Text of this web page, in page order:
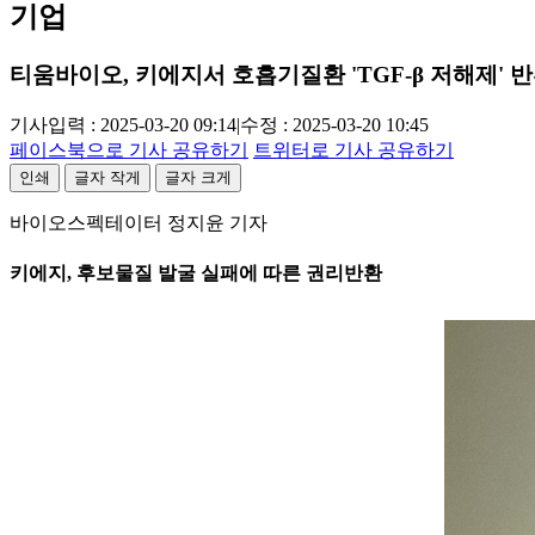
기업
티움바이오, 키에지서 호흡기질환 'TGF-β 저해제'
기사입력 : 2025-03-20 09:14|수정 : 2025-03-20 10:45
페이스북으로 기사 공유하기
트위터로 기사 공유하기
인쇄 글자 작게 글자 크게
바이오스펙테이터 정지윤 기자
키에지, 후보물질 발굴 실패에 따른 권리반환